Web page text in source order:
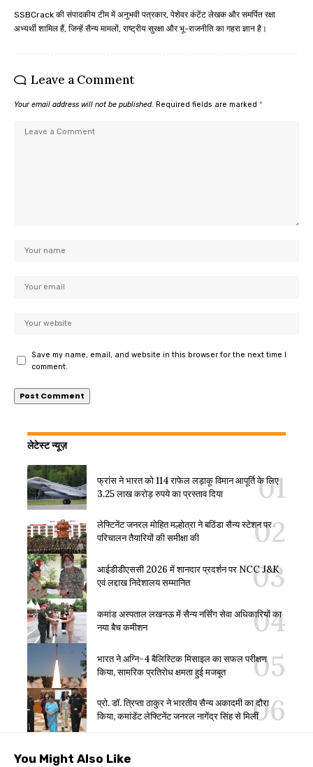
SSBCrack की संपादकीय टीम में अनुभवी पत्रकार, पेशेवर कंटेंट लेखक और समर्पित रक्षा
अभ्यर्थी शामिल हैं, जिन्हें सैन्य मामलों, राष्ट्रीय सुरक्षा और भू-राजनीति का गहरा ज्ञान है।
Leave a Comment
Your email address will not be published. Required fields are marked *
Save my name, email, and website in this browser for the next time I
comment.
लेटेस्ट न्यूज़
फ्रांस ने भारत को 114 राफेल लड़ाकू विमान आपूर्ति के लिए
3.25 लाख करोड़ रुपये का प्रस्ताव दिया
लेफ्टिनेंट जनरल मोहित मल्होत्रा ने बठिंडा सैन्य स्टेशन पर
परिचालन तैयारियों की समीक्षा की
आईडीडीएससी 2026 में शानदार प्रदर्शन पर NCC J&K
एवं लद्दाख निदेशालय सम्मानित
कमांड अस्पताल लखनऊ में सैन्य नर्सिंग सेवा अधिकारियों का
नया बैच कमीशन
भारत ने अग्नि-4 बैलिस्टिक मिसाइल का सफल परीक्षण
किया, सामरिक प्रतिरोध क्षमता हुई मजबूत
प्रो. डॉ. त्रिप्ता ठाकुर ने भारतीय सैन्य अकादमी का दौरा
किया, कमांडेंट लेफ्टिनेंट जनरल नागेंद्र सिंह से मिलीं
You Might Also Like